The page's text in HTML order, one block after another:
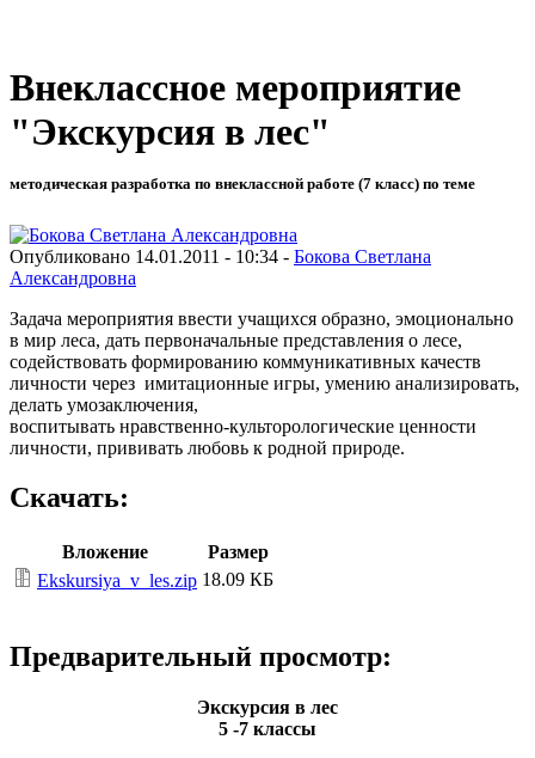
Внеклассное мероприятие
"Экскурсия в лес"
методическая разработка по внеклассной работе (7 класс) по теме
Опубликовано 14.01.2011 - 10:34 - Бокова Светлана
Александровна
Задача мероприятия ввести учащихся образно, эмоционально
в мир леса, дать первоначальные представления о лесе,
содействовать формированию коммуникативных качеств
личности через имитационные игры, умению анализировать,
делать умозаключения,
воспитывать нравственно-культорологические ценности
личности, прививать любовь к родной природе.
Скачать:
Вложение
Размер
Ekskursiya_v_les.zip 18.09 КБ
Предварительный просмотр:
Экскурсия в лес
5 -7 классы